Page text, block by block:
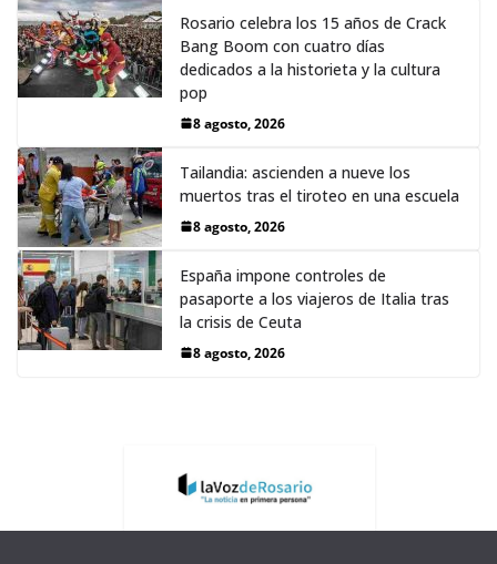
Rosario celebra los 15 años de Crack
Bang Boom con cuatro días
dedicados a la historieta y la cultura
pop
8 agosto, 2026
Tailandia: ascienden a nueve los
muertos tras el tiroteo en una escuela
8 agosto, 2026
España impone controles de
pasaporte a los viajeros de Italia tras
la crisis de Ceuta
8 agosto, 2026